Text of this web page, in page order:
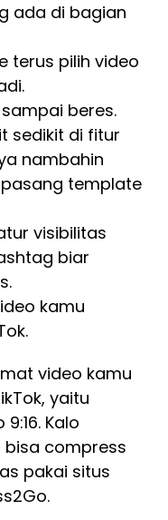
ada di bagian
terus pilih video
beres.
sedikit di fitur
nambahin
template
visibilitas
biar
kamu
video kamu
yaitu
Kalo
bisa compress
pakai situs